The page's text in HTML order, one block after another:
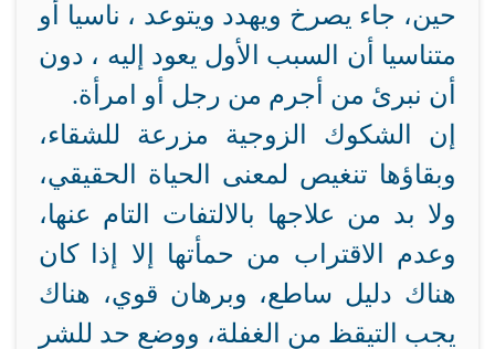
حين، جاء يصرخ ويهدد ويتوعد ، ناسيا أو
متناسيا أن السبب الأول يعود إليه ، دون
أن نبرئ من أجرم من رجل أو امرأة.
إن الشكوك الزوجية مزرعة للشقاء،
وبقاؤها تنغيص لمعنى الحياة الحقيقي،
ولا بد من علاجها بالالتفات التام عنها،
وعدم الاقتراب من حمأتها إلا إذا كان
هناك دليل ساطع، وبرهان قوي، هناك
يجب التيقظ من الغفلة، ووضع حد للشر